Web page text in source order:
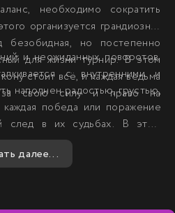
необходимо сократить
организуется грандиозная
безобидная, но постепенно
для жизни турнир. В этом
стоит всё, и каждая ведьма
за свою силу и право на
и неожиданных поворотов,
с внутренними и
наполнен радостью, грустью,
победа или поражение
след в их судьбах. В этом
погружаются в глубины
наблюдая за тем,
далее...